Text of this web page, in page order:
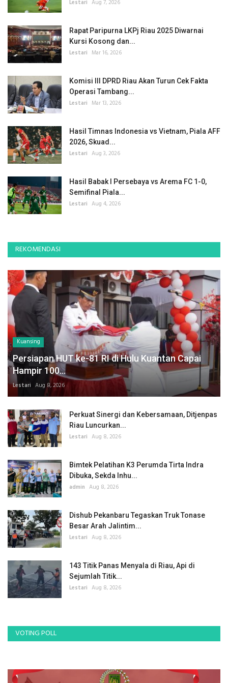
Lestari Aug 7, 2026
Rapat Paripurna LKPj Riau 2025 Diwarnai
Kursi Kosong dan...
Lestari Mar 16, 2026
Komisi III DPRD Riau Akan Turun Cek Fakta
Operasi Tambang...
Lestari Mar 13, 2026
Hasil Timnas Indonesia vs Vietnam, Piala AFF
2026, Skuad...
Lestari Aug 3, 2026
Hasil Babak I Persebaya vs Arema FC 1-0,
Semifinal Piala...
Lestari Aug 4, 2026
REKOMENDASI
Kuansing
Persiapan HUT ke-81 RI di Hulu Kuantan Capai
Hampir 100...
Lestari Aug 8, 2026
Perkuat Sinergi dan Kebersamaan, Ditjenpas
Riau Luncurkan...
Lestari Aug 8, 2026
Bimtek Pelatihan K3 Perumda Tirta Indra
Dibuka, Sekda Inhu...
admin Aug 8, 2026
Dishub Pekanbaru Tegaskan Truk Tonase
Besar Arah Jalintim...
Lestari Aug 8, 2026
143 Titik Panas Menyala di Riau, Api di
Sejumlah Titik...
Lestari Aug 8, 2026
VOTING POLL